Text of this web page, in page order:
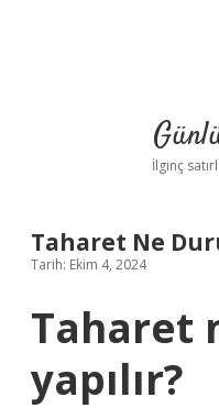
İlginç
Taharet Ne
Tarih: Ekim 4, 2024
Taharet
yapılır?